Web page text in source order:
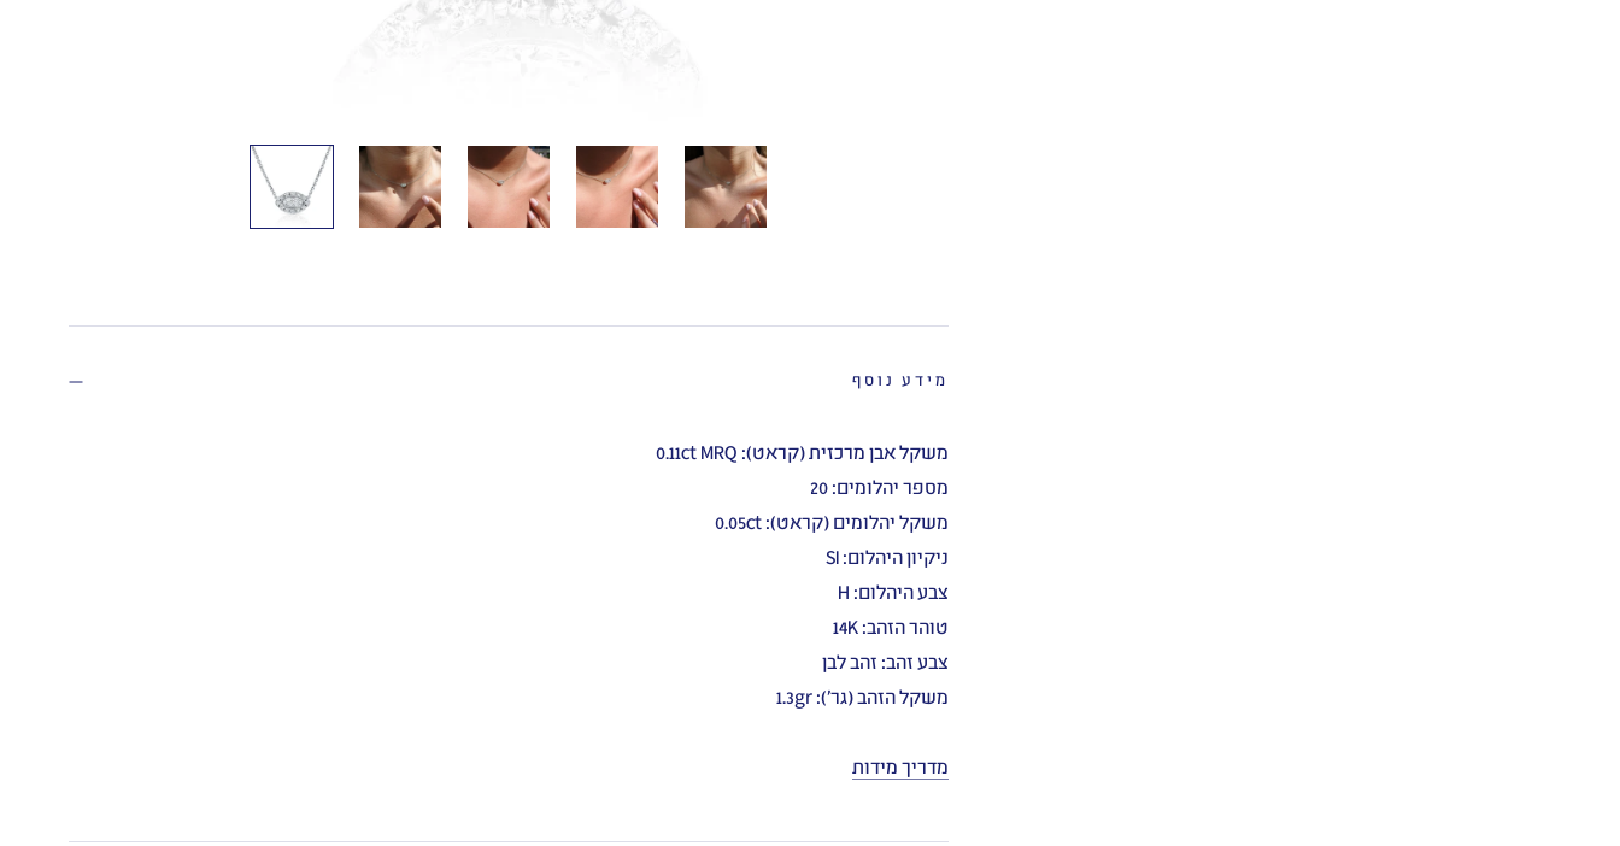
מידע נוסף
משקל אבן מרכזית (קראט): 0.11ct MRQ
מספר יהלומים: 20
משקל יהלומים (קראט): 0.05ct
ניקיון היהלום: SI
צבע היהלום: H
טוהר הזהב: 14K
צבע זהב: זהב לבן
משקל הזהב (גר'): 1.3gr
מדריך מידות